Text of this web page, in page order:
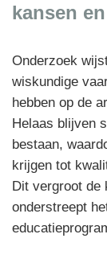
kansen
Onderzoek
wiskundige
hebben op de
Helaas blijven
bestaan,
krijgen tot
Dit vergroot de
onderstreept